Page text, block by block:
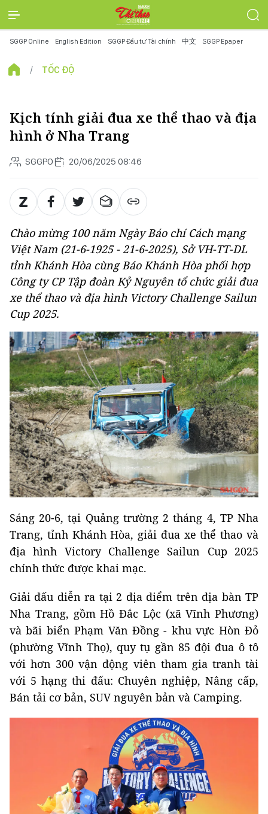
SGGP Online English Edition SGGP Đầu tư Tài chính 中文 SGGP Epaper
TỐC ĐỘ
Kịch tính giải đua xe thể thao và địa
hình ở Nha Trang
SGGPO 20/06/2025 08:46
Chào mừng 100 năm Ngày Báo chí Cách mạng
Việt Nam (21-6-1925 - 21-6-2025), Sở VH-TT-DL
tỉnh Khánh Hòa cùng Báo Khánh Hòa phối hợp
Công ty CP Tập đoàn Kỷ Nguyên tổ chức giải đua
xe thể thao và địa hình Victory Challenge Sailun
Cup 2025.
Sáng 20-6, tại Quảng trường 2 tháng 4, TP Nha
Trang, tỉnh Khánh Hòa, giải đua xe thể thao và
địa hình Victory Challenge Sailun Cup 2025
chính thức được khai mạc.
Giải đấu diễn ra tại 2 địa điểm trên địa bàn TP
Nha Trang, gồm Hồ Đắc Lộc (xã Vĩnh Phương)
và bãi biển Phạm Văn Đồng - khu vực Hòn Đỏ
(phường Vĩnh Thọ), quy tụ gần 85 đội đua ô tô
với hơn 300 vận động viên tham gia tranh tài
với 5 hạng thi đấu: Chuyên nghiệp, Nâng cấp,
Bán tải cơ bản, SUV nguyên bản và Camping.